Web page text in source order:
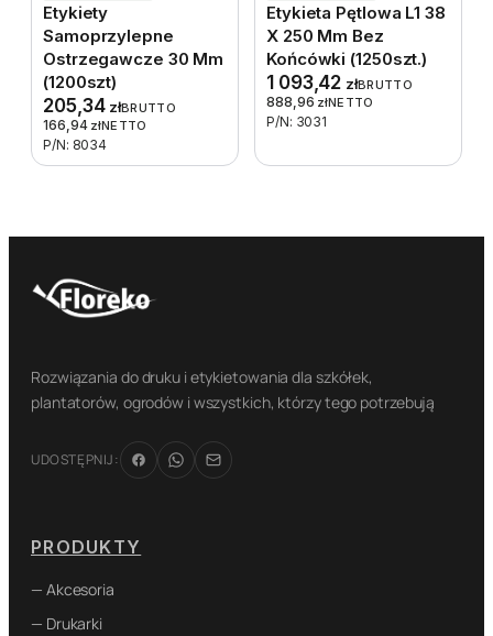
Etykiety
Samoprzylepne
Ostrzegawcze 30 Mm
(1200szt)
205,34 złBRUTTO
166,94 złNETTO
P/N: 8034
Etykieta Pętlowa L1 38
X 250 Mm Bez
Końcówki (1250szt.)
1 093,42 złBRUTTO
888,96 złNETTO
P/N: 3031
Rozwiązania do druku i etykietowania dla szkółek,
plantatorów, ogrodów i wszystkich, którzy tego potrzebują
UDOSTĘPNIJ:
PRODUKTY
— Akcesoria
— Drukarki